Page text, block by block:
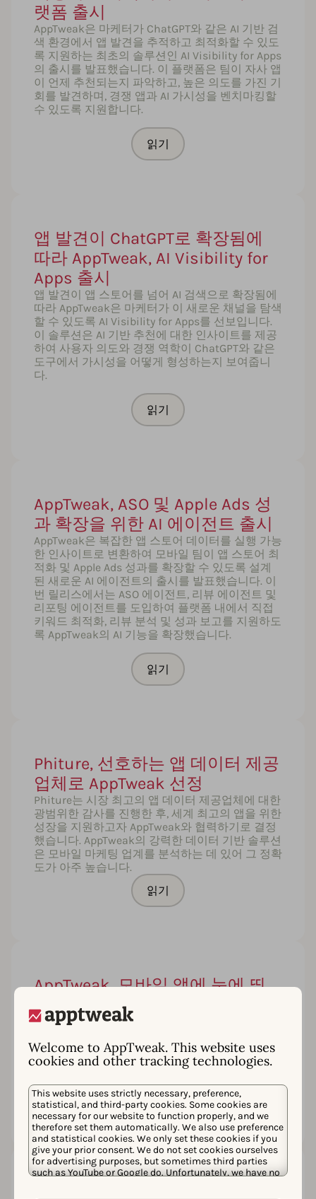
Welcome to AppTweak. This website uses
cookies and other tracking technologies.
This website uses strictly necessary, preference,
statistical, and third-party cookies. Some cookies are
necessary for our website to function properly, and we
therefore set them automatically. We also use preference
and statistical cookies. We only set these cookies if you
give your prior consent. We do not set cookies ourselves
for advertising purposes, but sometimes third parties
such as YouTube or Google do. Unfortunately, we have no
랫폼 출시
AppTweak은 마케터가 ChatGPT와 같은 AI 기반 검
색 환경에서 앱 발견을 추적하고 최적화할 수 있도
록 지원하는 최초의 솔루션인 AI Visibility for Apps
의 출시를 발표했습니다. 이 플랫폼은 팀이 자사 앱
이 언제 추천되는지 파악하고, 높은 의도를 가진 기
회를 발견하며, 경쟁 앱과 AI 가시성을 벤치마킹할
수 있도록 지원합니다.
읽기
앱 발견이 ChatGPT로 확장됨에
따라 AppTweak, AI Visibility for
Apps 출시
앱 발견이 앱 스토어를 넘어 AI 검색으로 확장됨에
따라 AppTweak은 마케터가 이 새로운 채널을 탐색
할 수 있도록 AI Visibility for Apps를 선보입니다.
이 솔루션은 AI 기반 추천에 대한 인사이트를 제공
하여 사용자 의도와 경쟁 역학이 ChatGPT와 같은
도구에서 가시성을 어떻게 형성하는지 보여줍니
다.
읽기
AppTweak, ASO 및 Apple Ads 성
과 확장을 위한 AI 에이전트 출시
AppTweak은 복잡한 앱 스토어 데이터를 실행 가능
한 인사이트로 변환하여 모바일 팀이 앱 스토어 최
적화 및 Apple Ads 성과를 확장할 수 있도록 설계
된 새로운 AI 에이전트의 출시를 발표했습니다. 이
번 릴리스에서는 ASO 에이전트, 리뷰 에이전트 및
리포팅 에이전트를 도입하여 플랫폼 내에서 직접
키워드 최적화, 리뷰 분석 및 성과 보고를 지원하도
록 AppTweak의 AI 기능을 확장했습니다.
읽기
Phiture, 선호하는 앱 데이터 제공
업체로 AppTweak 선정
Phiture는 시장 최고의 앱 데이터 제공업체에 대한
광범위한 감사를 진행한 후, 세계 최고의 앱을 위한
성장을 지원하고자 AppTweak와 협력하기로 결정
했습니다. AppTweak의 강력한 데이터 기반 솔루션
은 모바일 마케팅 업계를 분석하는 데 있어 그 정확
도가 아주 높습니다.
읽기
AppTweak, 모바일 앱에 눈에 띄
는 위치 제공
스마트폰 ko 태블릿에서 80 앱 다운로드. App
ko 매일 3.000 달러입니다. 우리 화면에서 한 번만
클릭하면 평생 사용할 수 있습니다.
읽기